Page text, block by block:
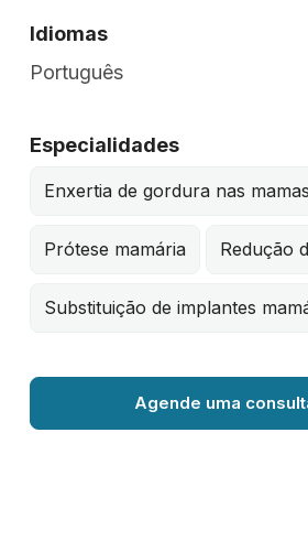
Idiomas
Português
Especialidades
Enxertia de gordura nas mamas
Prótese mamária Redução
Substituição de implantes
Agende uma